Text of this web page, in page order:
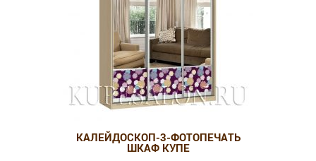
КАЛЕЙДОСКОП-3-ФОТОПЕЧАТЬ
ШКАФ КУПЕ